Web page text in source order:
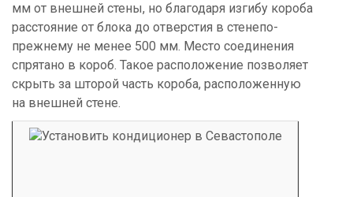
мм от внешней стены, но благодаря изгибу короба
расстояние от блока до отверстия в стенепо-
прежнему не менее 500 мм. Место соединения
спрятано в короб. Такое расположение позволяет
скрыть за шторой часть короба, расположенную
на внешней стене.